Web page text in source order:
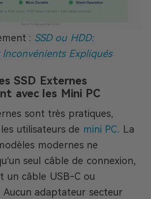
: SSD ou HDD:
Expliqués
SSD Externes
avec les Mini PC
sont très pratiques,
utilisateurs de mini PC. La
modernes ne
seul câble de connexion,
un câble USB-C ou
adaptateur secteur